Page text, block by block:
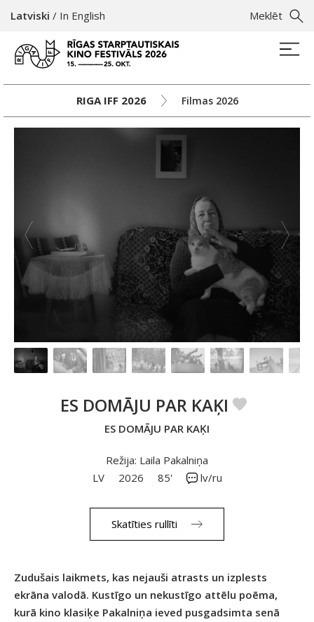
Meklēt
Latviski / In English
RIGA IFF 2026 Filmas 2026
ES DOMĀJU PAR KAĶI
ES DOMĀJU PAR KAĶI
Režija: Laila Pakalniņa
LV
2026 85' lv/ru
Skatīties rullīti
Zudušais laikmets, kas nejauši atrasts un izplests
ekrāna valodā. Kustīgo un nekustīgo attēlu poēma,
kurā kino klasiķe Pakalniņa ieved pusgadsimta senā